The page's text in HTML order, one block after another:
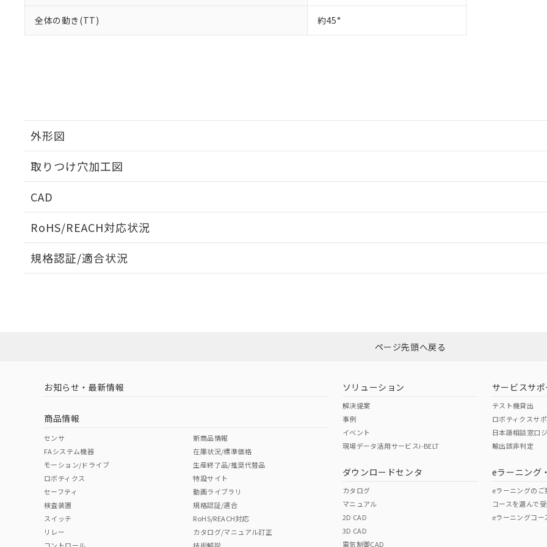
全体の動き(TT) 約45°
外形図
取りつけ穴加工図
CAD
RoHS/REACH対応状況
EU RoHS 注意事項・凡例
ダウンロードはこちら
中国 RoHS 注意事項・凡例
中国 RoHS表
Pb Hg Cr(VI)
規格認証/適合状況
（イギリス
（ノルウェー
（日本
（アメリカ
この製品の規格認証/適合
その他の認証はこちらのページからご
ページ先頭へ戻る
お知らせ・最新情報
商品情報
センサ
FAシステム機器
モーション/ドライブ
ロボティクス
セーフティ
検査装置
スイッチ
リレー
新商品情報
在庫状況/標準価格
生産終了品/推奨代替品
特設サイト
動画ライブラリ
規格認証/適合
RoHS/REACH対応
カタログ/マニュアル訂正
ソリューション
解決提案
事例
イベント
現場データ活用サービスi-BELT
ダウンロードセンタ
カタログ
マニュアル
2D CAD
3D CAD
電気制御CAD
サービスサポ
テスト機貸出
ロボティクスサ
日本語相談窓口
輸出該非判定
eラーニング
eラーニングのご
コースを選んで
eラーニングコー